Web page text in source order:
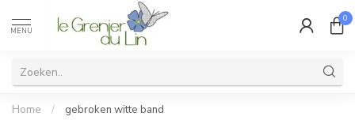
MENU
0
Home / gebroken witte band